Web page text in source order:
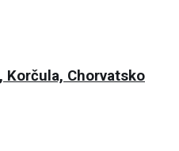
Korčula, Chorvatsko